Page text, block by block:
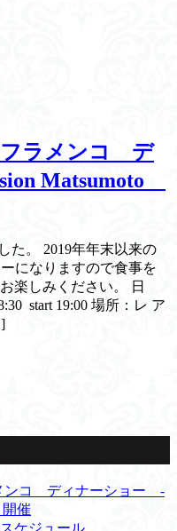
フラメンコ デ
Matsumoto
た。 2019年年末以来の
になりますので食事を
楽しみください。 日
start 19:00 場所：レ ア
ンコ ディナーショー -
催
ケジュール